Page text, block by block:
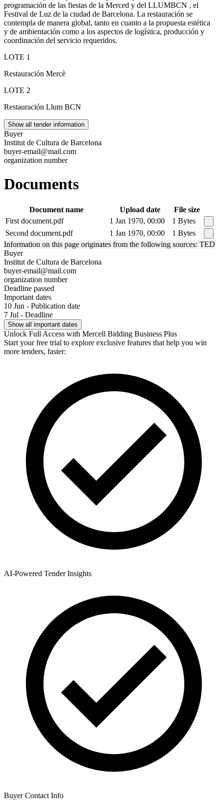
programación de las fiestas de la Merced y del LLUMBCN , el
Festival de Luz de la ciudad de Barcelona. La restauración se
contempla de manera global, tanto en cuanto a la propuesta estética
y de ambientación como a los aspectos de logística, producción y
coordinación del servicio requeridos.
LOTE 1
Restauración Mercè
LOTE 2
Restauración Llum BCN
Show all tender information
Buyer
Institut de Cultura de Barcelona
buyer-email@mail.com
organization number
Documents
Document name Upload date
File size
First document.pdf
1 Jan 1970, 00:00
1 Bytes
Second document.pdf
1 Jan 1970, 00:00
1 Bytes
Information on this page originates from the following sources: TED
Buyer
Institut de Cultura de Barcelona
buyer-email@mail.com
organization number
Deadline passed
Important dates
10 Jun - Publication date
7 Jul - Deadline
Show all important dates
Unlock Full Access with Mercell Bidding Business Plus
Start your free trial to explore exclusive features that help you win
more tenders, faster:
AI-Powered Tender Insights
Buyer Contact Info